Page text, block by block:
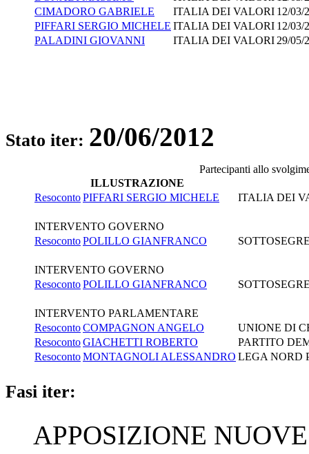
CIMADORO GABRIELE
ITALIA DEI VALORI 12/03/
PIFFARI SERGIO MICHELE ITALIA DEI VALORI 12/03/
PALADINI GIOVANNI
ITALIA DEI VALORI 29/05/
Stato iter: 20/06/2012
Partecipanti allo
ILLUSTRAZIONE
ResocontoPIFFARI SERGIO MICHELE ITALIA DEI
INTERVENTO GOVERNO
ResocontoPOLILLO GIANFRANCO
INTERVENTO GOVERNO
ResocontoPOLILLO GIANFRANCO
INTERVENTO PARLAMENTARE
ResocontoCOMPAGNON ANGELO
UNIONE DI
ResocontoGIACHETTI ROBERTO
PARTITO
ResocontoMONTAGNOLI ALESSANDRO LEGA NORD
Fasi iter:
APPOSIZIONE